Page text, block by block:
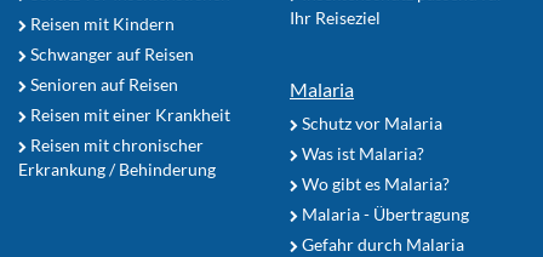
Reisen mit Kindern
Schwanger auf Reisen
Senioren auf Reisen
Reisen mit einer Krankheit
Reisen mit chronischer
Erkrankung / Behinderung
Ihr Reiseziel
Malaria
Schutz vor Malaria
Was ist Malaria?
Wo gibt es Malaria?
Malaria - Übertragung
Gefahr durch Malaria